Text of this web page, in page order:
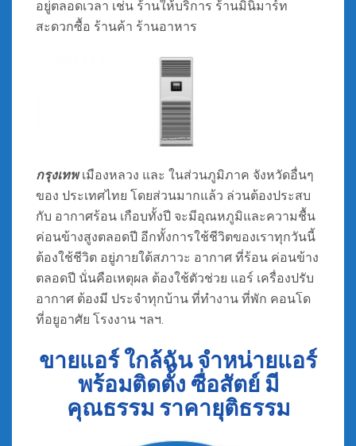
อยู่ตลอดเวลา เช่น ร้านให้บริการ ร้านมินิมาร์ท
สะดวกซื้อ ร้านค้า ร้านอาหาร
กรุงเทพเมืองหลวง และ ในส่วนภูมิภาค จังหวัดอื่นๆ
ของ ประเทศไทย โดยส่วนมากแล้ว ล่วนต้องประสบ
กับ อากาศร้อน เกือบทั้งปี จะมีอุณหภูมิและความชื้น
ค่อนข้างสูงตลอดปี อีกทั้งการใช้ชีวิตของเราทุกวันนี้
ต้องใช้ชีวิต อยู่ภายใต้สภาวะ อากาศ ที่ร้อน ค่อนข้าง
ตลอดปี นั่นคือเหตุผล ต้องใช้ตัวช่วย แอร์ เครื่องปรับ
อากาศ ต้องมี ประจำทุกบ้าน ที่ทำงาน ที่พัก คอนโด
ที่อยูอาศัย โรงงาน ฯลฯ.
ขายแอร์ ใกล้ฉัน จำหน่ายแอร์
พร้อมติดตั้ง ซื่อสัตย์ มี
คุณธรรม ราคายุติธรรม